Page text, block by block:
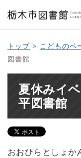
トップ > こどものペ
図書館
夏休みイ
平図書館
おおひらとしょか